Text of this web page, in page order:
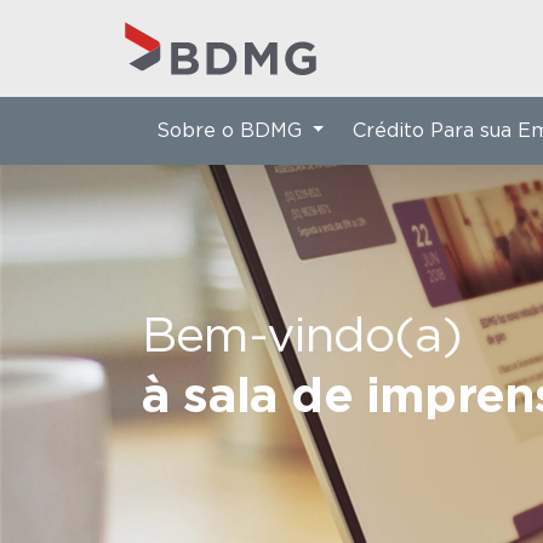
Bem-vindo(a)
à sala de
Sobre o BDMG Crédito Para sua